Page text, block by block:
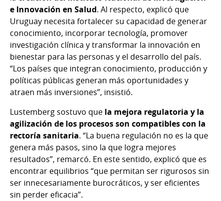
e Innovación en Salud. Al respecto, explicó que
Uruguay necesita fortalecer su capacidad de generar
conocimiento, incorporar tecnología, promover
investigación clínica y transformar la innovación en
bienestar para las personas y el desarrollo del país.
“Los países que integran conocimiento, producción y
políticas públicas generan más oportunidades y
atraen más inversiones”, insistió.
Lustemberg sostuvo que la mejora regulatoria y la
agilización de los procesos son compatibles con la
rectoría sanitaria. “La buena regulación no es la que
genera más pasos, sino la que logra mejores
resultados”, remarcó. En este sentido, explicó que es
encontrar equilibrios “que permitan ser rigurosos sin
ser innecesariamente burocráticos, y ser eficientes
sin perder eficacia”.